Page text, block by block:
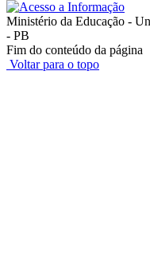
Ministério da Educação -
- PB
Fim do conteúdo da página
Voltar para o topo